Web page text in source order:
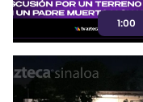
1:00